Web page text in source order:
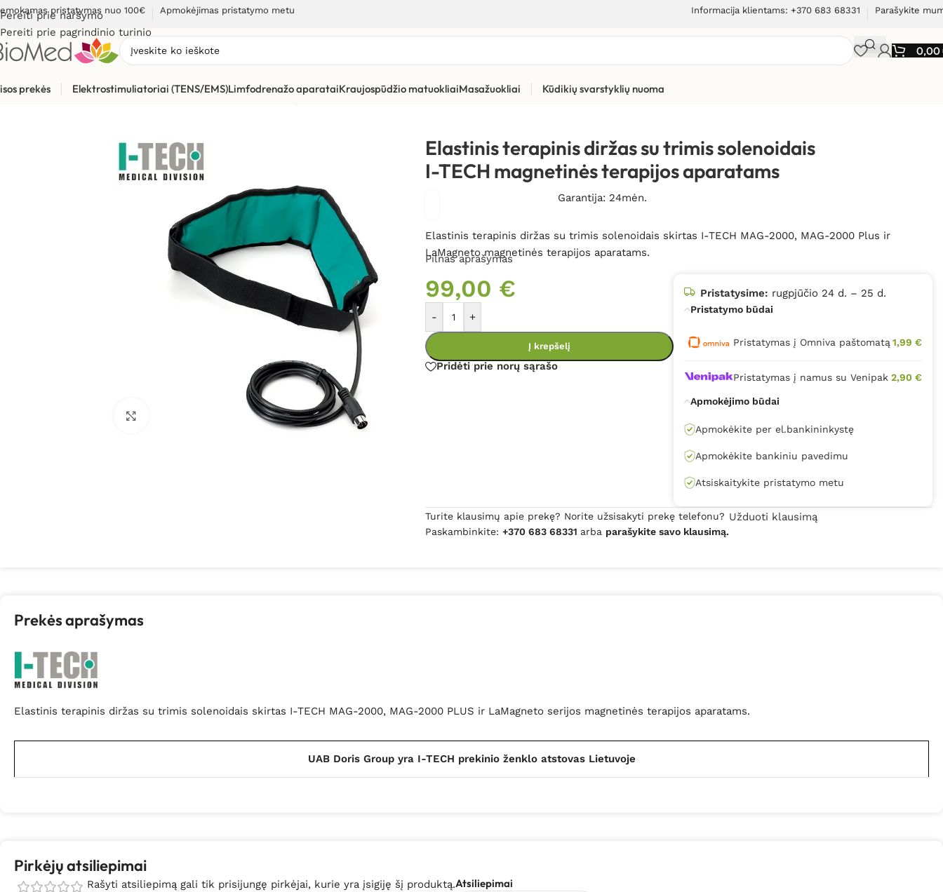
Pereiti prie naršymo
Pereiti prie pagrindinio turinio
pristatymas nuo 100€ Apmokėjimas pristatymo metu Informacija klientams: +370 683 68331 Parašykite
0,00
prekės Elektrostimuliatoriai (TENS/EMS)Limfodrenažo aparataiKraujospūdžio matuokliaiMasažuokliai Kūdikių svarstyklių nuoma
Skausmo gydymui, malšinimui Elastinis terapinis diržas su trimis solenoidais I-TECH magnetinės terapijos aparatams
Spustelėkite, kad padidintumėte
Elastinis terapinis diržas su trimis solenoidais
I-TECH magnetinės terapijos aparatams
Garantija: 24mėn.
Elastinis terapinis diržas su trimis solenoidais skirtas I-TECH MAG-2000, MAG-2000 Plus ir
LaMagneto magnetinės terapijos aparatams.
Pilnas aprašymas
99,00 €
- +
Į krepšelį
Pridėti prie norų sąrašo
Pristatysime: rugpjūčio 24 d. – 25 d.
Pristatymo būdai
Pristatymas į Omniva paštomatą 1,99 €
Pristatymas į namus su Venipak 2,90 €
Apmokėjimo būdai
Apmokėkite per el.bankininkystę
Apmokėkite bankiniu pavedimu
Atsiskaitykite pristatymo metu
Turite klausimų apie prekę? Norite užsisakyti prekę telefonu?
Paskambinkite:+370 683 68331 arba parašykite savo klausimą.
Užduoti klausimą
Prekės aprašymas
Elastinis terapinis diržas su trimis solenoidais skirtas I-TECH MAG-2000, MAG-2000 PLUS ir LaMagneto serijos magnetinės terapijos aparatams.
UAB Doris Group yra I-TECH prekinio ženklo atstovas Lietuvoje
Pirkėjų atsiliepimai
Atsiliepimai
Rašyti atsiliepimą gali tik prisijungę pirkėjai, kurie yra įsigiję šį produktą.